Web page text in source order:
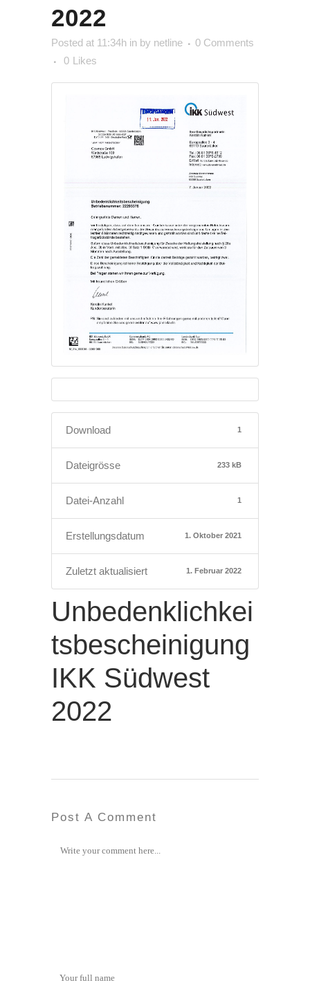
2022
Posted at 11:34h in by netline
0 Comments
0 Likes
Download 1
Dateigrösse 233 kB
Datei-Anzahl 1
Erstellungsdatum 1. Oktober 2021
Zuletzt aktualisiert 1. Februar 2022
Unbedenklichkei
tsbescheinigung
IKK Südwest
2022
Post A Comment